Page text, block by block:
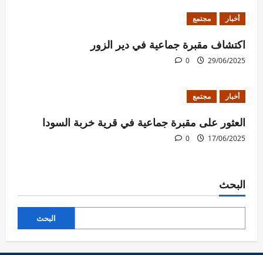
أخبار مجتمع
اكتشاف مقبرة جماعية في دير الزور
29/06/2025
0
أخبار مجتمع
العثور على مقبرة جماعية في قرية خربة السودا
17/06/2025
0
البحث
البحث